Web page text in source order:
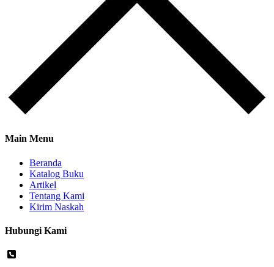
Main Menu
Beranda
Katalog Buku
Artikel
Tentang Kami
Kirim Naskah
Hubungi Kami